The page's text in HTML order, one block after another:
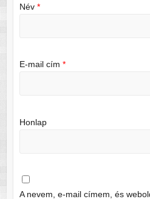
Név *
E-mail cím *
Honlap
A nevem, e-mail címem, és